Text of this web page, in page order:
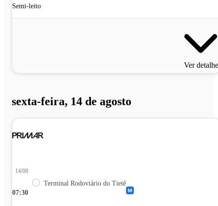
Semi-leito
Ver
sexta-feira, 14 de agosto
07:30
14/08
Terminal Rodoviário do Tietê